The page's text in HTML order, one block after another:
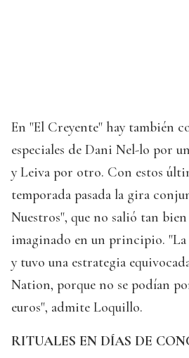
En "El Creyente" hay también
especiales de Dani Nel-lo por
y Leiva por otro. Con estos
temporada pasada la gira
Nuestros", que no salió tan
imaginado en un principio.
y tuvo una estrategia
Nation, porque no se podían
euros", admite Loquillo.
RITUALES EN DÍAS DE